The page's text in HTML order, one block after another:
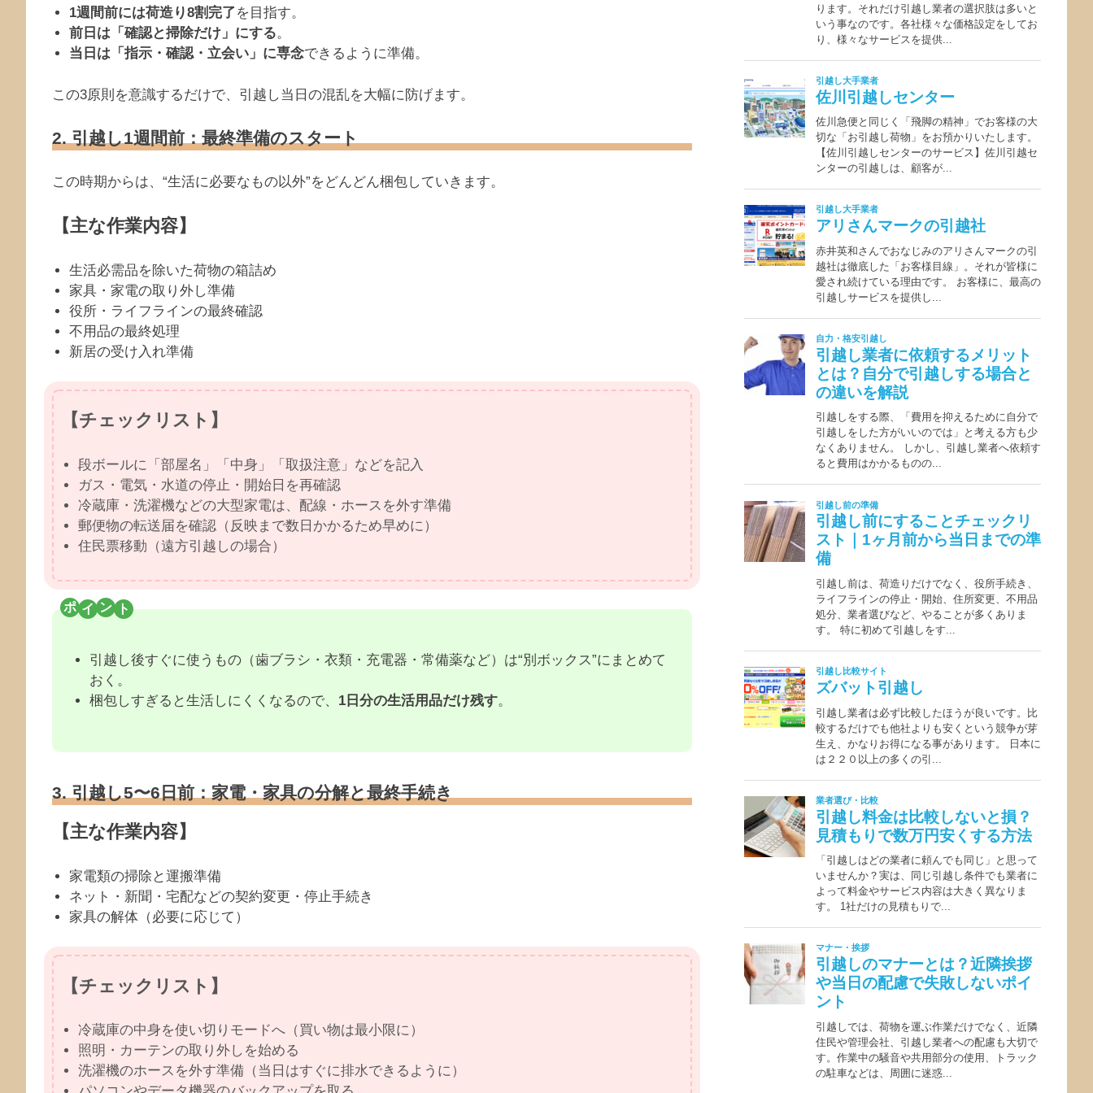
1週間前には荷造り8割完了 を目指す。
前日は「確認と掃除だけ」にする。
当日は「指示・確認・立会い」に専念できるように準備。
この3原則を意識するだけで、引越し当日の混乱を大幅に防げます。
2. 引越し1週間前：最終準備のスタート
この時期からは、“生活に必要なもの以外”をどんどん梱包していきます。
【主な作業内容】
生活必需品を除いた荷物の箱詰め
家具・家電の取り外し準備
役所・ライフラインの最終確認
不用品の最終処理
新居の受け入れ準備
【チェックリスト】
段ボールに「部屋名」「中身」「取扱注意」などを記入
ガス・電気・水道の停止・開始日を再確認
冷蔵庫・洗濯機などの大型家電は、配線・ホースを外す準備
郵便物の転送届を確認（反映まで数日かかるため早めに）
住民票移動（遠方引越しの場合）
引越し後すぐに使うもの（歯ブラシ・衣類・充電器・常備薬など）は“別ボックス”にまとめて
おく。
梱包しすぎると生活しにくくなるので、 1日分の生活用品だけ残す。
3. 引越し5〜6日前：家電・家具の分解と最終手続き
【主な作業内容】
家電類の掃除と運搬準備
ネット・新聞・宅配などの契約変更・停止手続き
家具の解体（必要に応じて）
【チェックリスト】
冷蔵庫の中身を使い切りモードへ（買い物は最小限に）
照明・カーテンの取り外しを始める
洗濯機のホースを外す準備（当日はすぐに排水できるように）